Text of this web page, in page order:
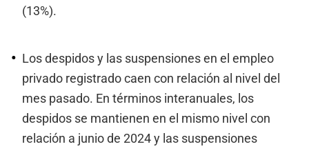
(13%).
Los despidos y las suspensiones en el empleo
privado registrado caen con relación al nivel del
mes pasado. En términos interanuales, los
despidos se mantienen en el mismo nivel con
relación a junio de 2024 y las suspensiones